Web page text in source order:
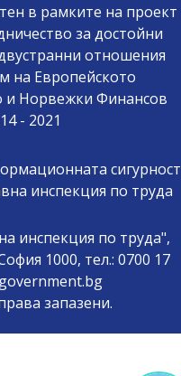
в рамките на проект
за достойни
отношения
на Европейското
и Норвежки Финансов
- 2021
сигурност
инспекция по труда
инспекция по труда",
1000, тел.: 0700 17
запазени.